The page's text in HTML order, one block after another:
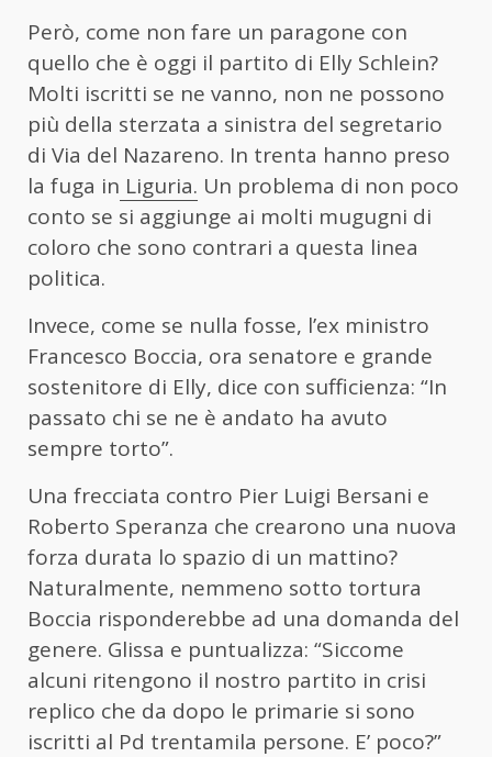
Però, come non fare un paragone con
quello che è oggi il partito di Elly Schlein?
Molti iscritti se ne vanno, non ne possono
più della sterzata a sinistra del segretario
di Via del Nazareno. In trenta hanno preso
la fuga in Liguria. Un problema di non poco
conto se si aggiunge ai molti mugugni di
coloro che sono contrari a questa linea
politica.
Invece, come se nulla fosse, l’ex ministro
Francesco Boccia, ora senatore e grande
sostenitore di Elly, dice con sufficienza: “In
passato chi se ne è andato ha avuto
sempre torto”.
Una frecciata contro Pier Luigi Bersani e
Roberto Speranza che crearono una nuova
forza durata lo spazio di un mattino?
Naturalmente, nemmeno sotto tortura
Boccia risponderebbe ad una domanda del
genere. Glissa e puntualizza: “Siccome
alcuni ritengono il nostro partito in crisi
replico che da dopo le primarie si sono
iscritti al Pd trentamila persone. E’ poco?”